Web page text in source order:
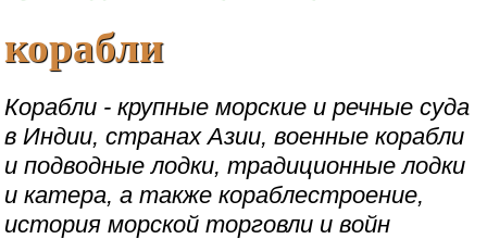
корабли
Корабли - крупные морские и речные суда
в Индии, странах Азии, военные корабли
и подводные лодки, традиционные лодки
и катера, а также кораблестроение,
история морской торговли и войн